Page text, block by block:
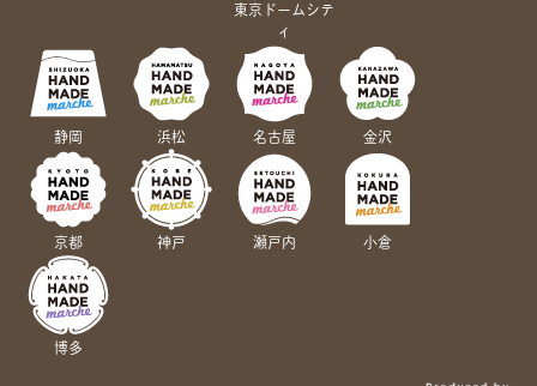
東京ドームシテ
ィ
静岡 浜松 名古屋 金沢
京都 神戸 瀬戸内 小倉
博多